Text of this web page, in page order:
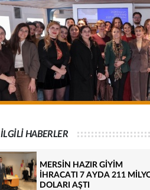
İLGİLİ HABERLER
MERSİN HAZIR GİYİM
İHRACATI 7 AYDA 211
DOLARI AŞTI